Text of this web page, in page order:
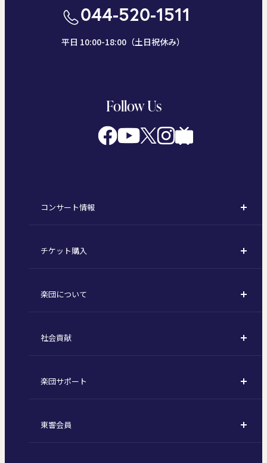
044-520-1511
平日 10:00-18:00（土日祝休み）
Follow Us
コンサート情報
定期演奏会
東京オペラシティシリーズ
特別演奏会など
その他の公演
チケット購入
定期会員券 / セット券
1回券
楽団について
東京交響楽団とは
指揮者
東響コーラス
社会貢献
川崎市 - フランチャイズ
楽団サポート
ご芳名一覧
東響会員